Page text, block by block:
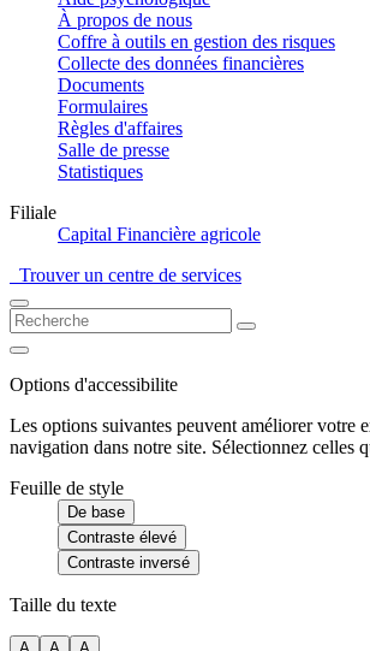
À propos de nous
Coffre à outils en gestion des risques
Collecte des données financières
Documents
Formulaires
Règles d'affaires
Salle de presse
Statistiques
Filiale
Capital Financière agricole
Trouver un centre de services
Options d'accessibilite
Les options suivantes peuvent améliorer votre
navigation dans notre site. Sélectionnez celles
Feuille de style
De base
Contraste élevé
Contraste inversé
Taille du texte